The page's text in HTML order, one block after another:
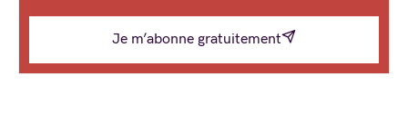
Je m’abonne gratuitement